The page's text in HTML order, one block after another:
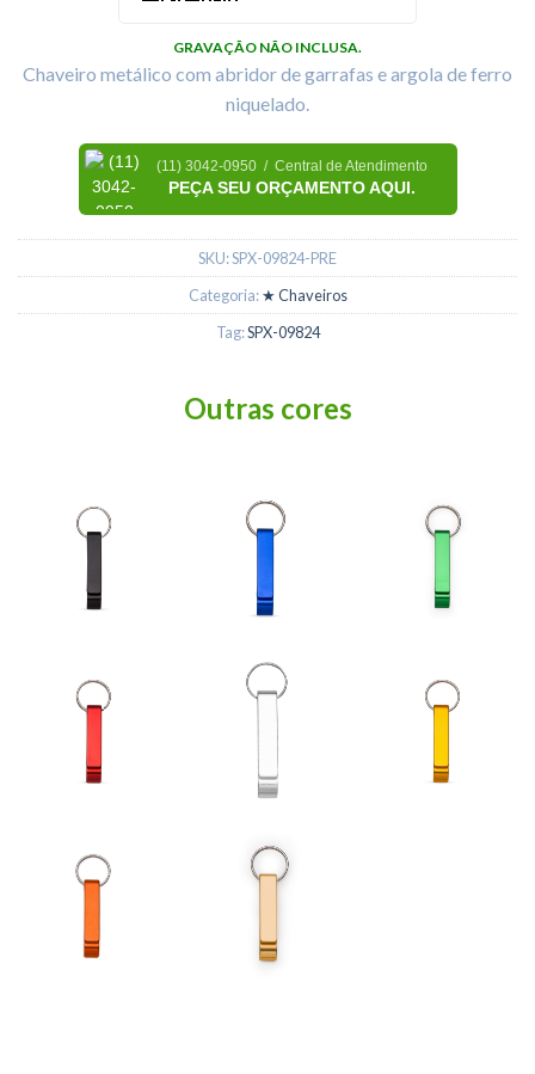
GRAVAÇÃO NÃO INCLUSA.
Chaveiro metálico com abridor de garrafas e argola de ferro
niquelado.
(11) 3042-0950 / Central de Atendimento
PEÇA SEU ORÇAMENTO AQUI.
SKU:SPX-09824-PRE
Categoria:★ Chaveiros
Tag:SPX-09824
Outras cores